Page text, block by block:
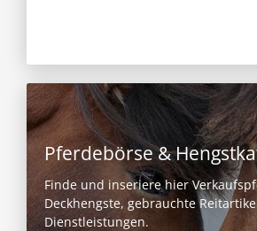
Pferdebörse &
Finde und inseriere hier
Deckhengste, gebrauchte
Dienstleistungen.